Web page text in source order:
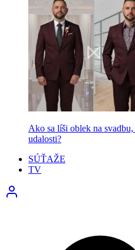
Ako sa líši oblek na
udalosti?
SÚŤAŽE
TV